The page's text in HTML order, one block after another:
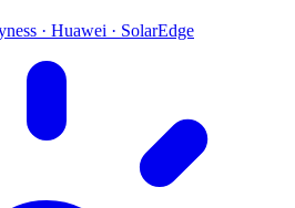
· Huawei · SolarEdge